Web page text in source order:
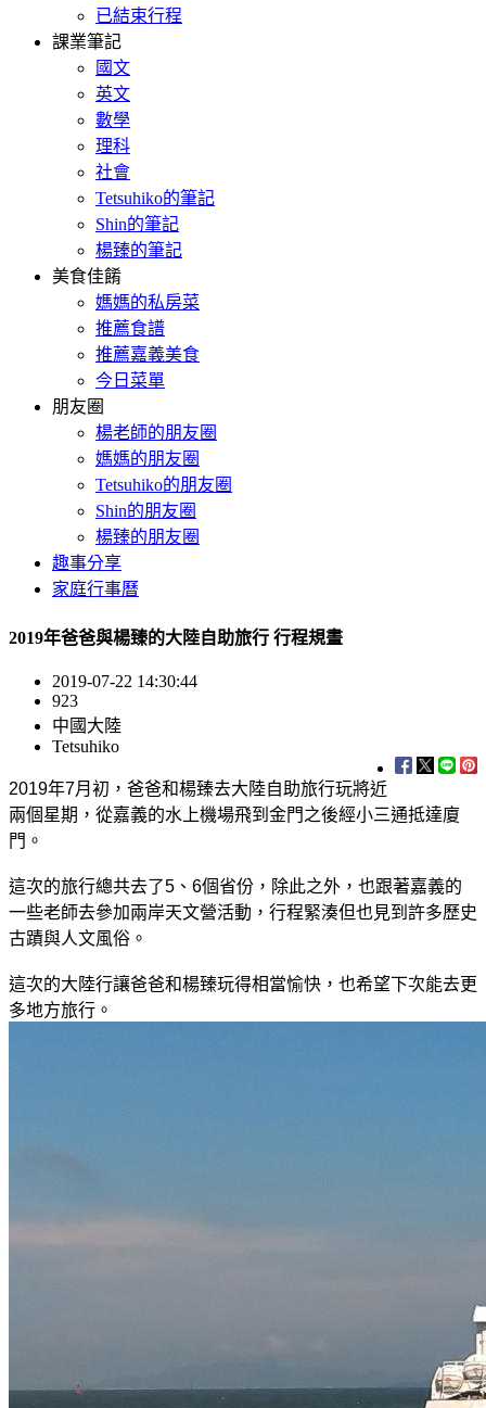
已結束行程
課業筆記
國文
英文
數學
理科
社會
Tetsuhiko的筆記
Shin的筆記
楊臻的筆記
美食佳餚
媽媽的私房菜
推薦食譜
推薦嘉義美食
今日菜單
朋友圈
楊老師的朋友圈
媽媽的朋友圈
Tetsuhiko的朋友圈
Shin的朋友圈
楊臻的朋友圈
趣事分享
家庭行事曆
2019年爸爸與楊臻的大陸自助旅行 行程規畫
2019-07-22 14:30:44
923
中國大陸
Tetsuhiko
2019年7月初，爸爸和楊臻去大陸自助旅行玩將近
兩個星期，從嘉義的水上機場飛到金門之後經小三通抵達廈
門。
這次的旅行總共去了5、6個省份，除此之外，也跟著嘉義的
一些老師去參加兩岸天文營活動，行程緊湊但也見到許多歷史
古蹟與人文風俗。
這次的大陸行讓爸爸和楊臻玩得相當愉快，也希望下次能去更
多地方旅行。